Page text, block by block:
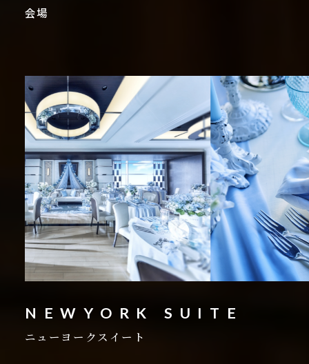
会場
NEWYORK SUITE
ニューヨークスイート